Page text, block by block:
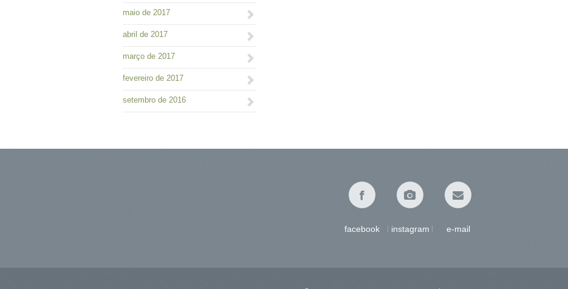
maio de 2017
abril de 2017
março de 2017
fevereiro de 2017
setembro de 2016
facebook instagram e-mail